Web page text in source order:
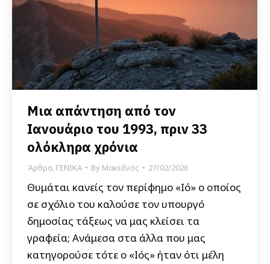
Μια απάντηση από τον
Ιανουάριο του 1993, πριν 33
ολόκληρα χρόνια
Άρθρα, ΓΕΝΙΚΑ By Μακεδνός 27/02/2026
Θυμάται κανείς τον περίφημο «Ιό» ο οποίος
σε σχόλιο του καλούσε τον υπουργό
δημοσίας τάξεως να μας κλείσει τα
γραφεία; Ανάμεσα στα άλλα που μας
κατηγορούσε τότε ο «Ιός» ήταν ότι μέλη